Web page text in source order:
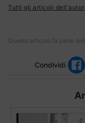
Tutti gli articoli
Questo articolo fa parte
Condividi